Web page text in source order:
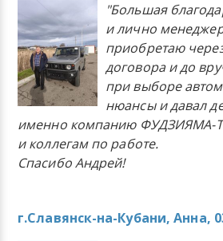
"Большая
и лично
приобретаю
договора и до
при выборе
нюансы и давал
именно компанию ФУДЗИЯМА-
и коллегам по работе.
Спасибо Андрей!
г.Славянск-на-Кубани, Анна,